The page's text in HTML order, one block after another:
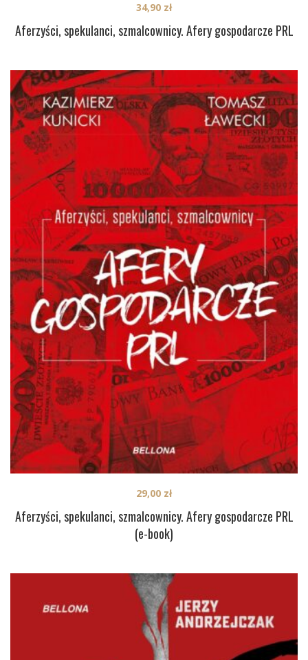
Aferzyści, spekulanci, szmalcownicy. Afery gospodarcze PRL
34,90 zł
Aferzyści, spekulanci, szmalcownicy. Afery gospodarcze PRL
(e-book)
29,00 zł